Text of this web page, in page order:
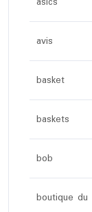
avis
basket
baskets
bob
boutique du